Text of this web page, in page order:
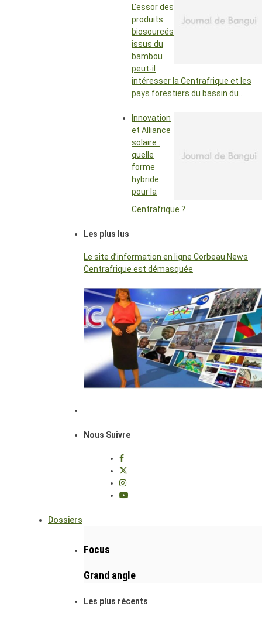
L’essor des
produits
biosourcés
issus du
bambou
peut-il
intéresser la Centrafrique et les
pays forestiers du bassin du…
Innovation
et Alliance
solaire :
quelle
forme
hybride
pour la
Centrafrique ?
Les plus lus
Le site d’information en ligne Corbeau News
Centrafrique est démasquée
Nous Suivre
Dossiers
Focus
Grand angle
Les plus récents